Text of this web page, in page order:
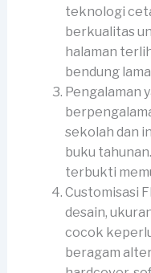
teknologi
berkualitas
halaman
bendung
Pengalaman
sekolah dan
buku
terbukti
Customisasi
desain,
cocok
beragam